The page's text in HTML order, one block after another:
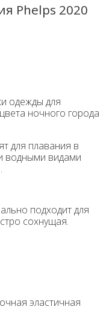
Phelps 2020
одежды для
ночного города
для плавания в
водными видами
подходит для
сохнущая.
эластичная